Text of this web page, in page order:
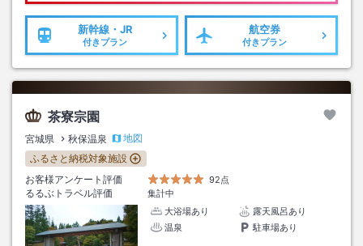
新幹線・JR
付きプラン
航空券
付きプラン
茶寮宗園
宮城県 秋保温泉
地図
ふるさと納税対象施設
お客様アンケート評価
92点
るるぶトラベル評価
集計中
大浴場あり
露天風呂あり
温泉
駐車場あり